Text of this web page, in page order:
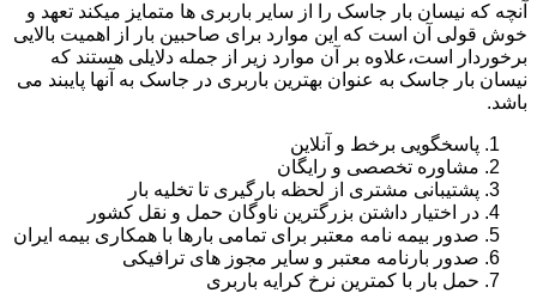
آنچه که نیسان بار جاسک را از سایر باربری ها متمایز میکند تعهد و
خوش قولی آن است که این موارد برای صاحبین بار از اهمیت بالایی
برخوردار است،علاوه بر آن موارد زیر از جمله دلایلی هستند که
نیسان بار جاسک به عنوان بهترین باربری در جاسک به آنها پایبند می
باشد.
پاسخگویی برخط و آنلاین
مشاوره تخصصی و رایگان
پشتیبانی مشتری از لحظه بارگیری تا تخلیه بار
در اختیار داشتن بزرگترین ناوگان حمل و نقل کشور
صدور بیمه نامه معتبر برای تمامی بارها با همکاری بیمه ایران
صدور بارنامه معتبر و سایر مجوز های ترافیکی
حمل بار با کمترین نرخ کرایه باربری